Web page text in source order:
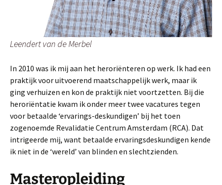
Leendert van de Merbel
In 2010 was ik mij aan het heroriënteren op werk. Ik had een
praktijk voor uitvoerend maatschappelijk werk, maar ik
ging verhuizen en kon de praktijk niet voortzetten. Bij die
heroriëntatie kwam ik onder meer twee vacatures tegen
voor betaalde ‘ervarings-deskundigen’ bij het toen
zogenoemde Revalidatie Centrum Amsterdam (RCA). Dat
intrigeerde mij, want betaalde ervaringsdeskundigen kende
ik niet in de ‘wereld’ van blinden en slechtzienden.
Masteropleiding